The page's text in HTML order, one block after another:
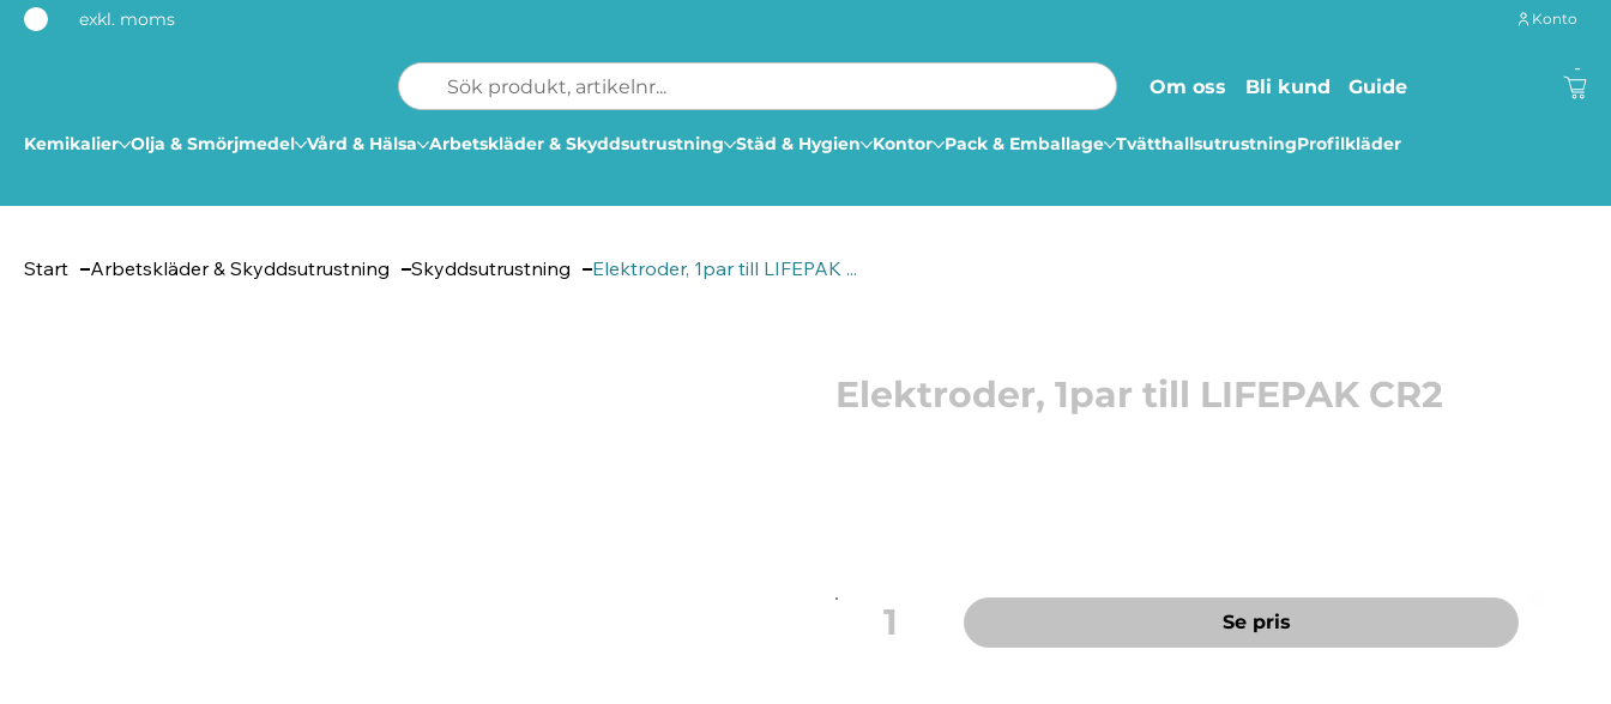
Konto
exkl. moms
Om oss Bli kund Guide
-
Kemikalier Olja & Smörjmedel Vård & Hälsa Arbetskläder & Skyddsutrustning Städ & Hygien Kontor Pack & Emballage TvätthallsutrustningProfilkläder
Start Arbetskläder & Skyddsutrustning Skyddsutrustning Elektroder, 1par till LIFEPAK ...
Elektroder, 1par till LIFEPAK CR2
1 Se pris